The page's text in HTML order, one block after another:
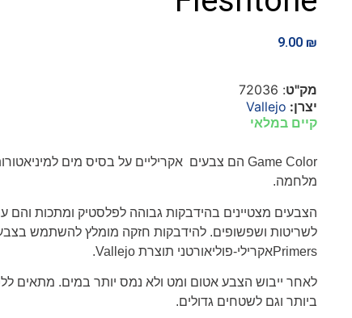
9.00 ₪
מק"ט: 72036
יצרן: Vallejo
קיים במלאי
Game Color הם צבעים אקריליים על בסיס מים
מלחמה.
הצבעים מצטיינים בהידבקות גבוהה לפלסטיק ומתכות והם
לשריטות ושפשופים. להידבקות חזקה מומלץ להשתמש
Primersאקרילי-פוליאורטני תוצרת Vallejo
.
לאחר ייבוש הצבע אטום ומט ולא נמס יותר במים. מתאים
ביותר וגם לשטחים גדולים.